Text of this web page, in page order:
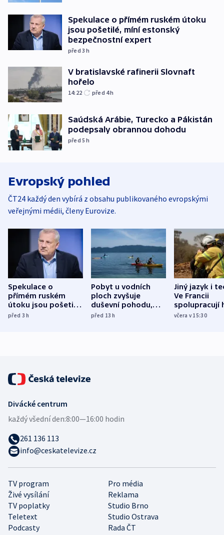
Spekulace o přímém ruském útoku
jsou pošetilé, míní estonský
bezpečnostní expert
před 3h
V bratislavské rafinerii Slovnaft
hořelo
14:22 před 4h
Saúdská Arábie, Turecko a Pákistán
podepsaly obrannou dohodu
před 5h
Evropský pohled
ČT24 každý den vybírá z obsahu publikovaného evropskými
veřejnými médii, členy Eurovize.
Spekulace o
přímém ruském
útoku jsou pošetilé,
míní estonský
před 3h
Pobyt u vodních
ploch zvyšuje
duševní pohodu,
ukázala
před 13h
Jiný jazyk i
Ve Francii
spolupracují
různých zemí
včera v 15:30
TV program
Pro média
Živé vysílání
Reklama
TV poplatky
Studio Brno
Teletext
Studio Ostrava
Podcasty
Rada ČT
Divácké centrum
každý všední den:8:00—16:00 hodin
261 136 113
info@ceskatelevize.cz